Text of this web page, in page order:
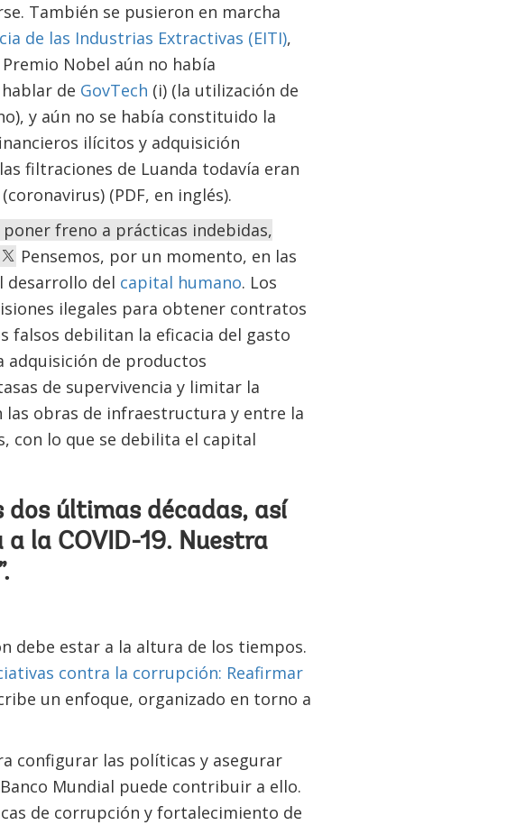
También se pusieron en marcha
de las Industrias Extractivas (EITI),
Nobel aún no había
de GovTech (i) (la utilización de
y aún no se había constituido la
ilícitos y adquisición
filtraciones de Luanda todavía eran
(PDF, en inglés).
freno a prácticas indebidas,
Pensemos, por un momento, en las
desarrollo del capital humano. Los
ilegales para obtener contratos
falsos debilitan la eficacia del gasto
adquisición de productos
de supervivencia y limitar la
las obras de infraestructura y entre la
con lo que se debilita el capital
dos últimas décadas, así
la COVID-19. Nuestra
debe estar a la altura de los tiempos.
contra la corrupción: Reafirmar
un enfoque, organizado en torno a
configurar las políticas y asegurar
Mundial puede contribuir a ello.
de corrupción y fortalecimiento de